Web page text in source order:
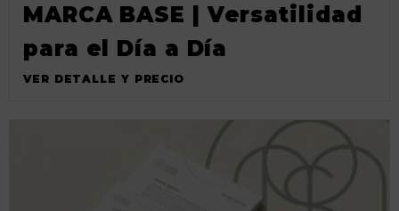
MARCA BASE | Versatilidad
para el Día a Día
VER DETALLE Y PRECIO